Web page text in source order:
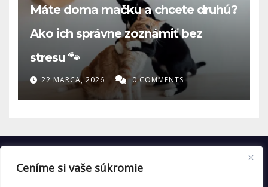
Ceníme si vaše súkromie
Máte doma mačku a chcete druhú?
Ako ich správne zoznámiť bez
stresu 🐾
22 MARCA, 2026 0 COMMENTS